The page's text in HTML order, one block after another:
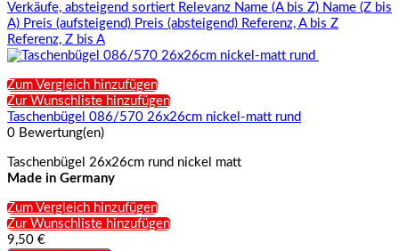
Verkäufe, absteigend sortiert Relevanz Name (A bis Z) Name (Z bis
A) Preis (aufsteigend) Preis (absteigend) Referenz, A bis Z
Referenz, Z bis A
Zum Vergleich hinzufügen
Zur Wunschliste hinzufügen
Taschenbügel 086/570 26x26cm nickel-matt rund
0 Bewertung(en)
Taschenbügel 26x26cm rund nickel matt
Made in Germany
Zum Vergleich hinzufügen
Zur Wunschliste hinzufügen
9,50 €